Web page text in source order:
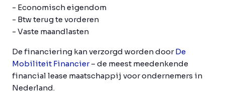
- Economisch eigendom
- Btw terug te vorderen
- Vaste maandlasten
De financiering kan verzorgd worden doorDe
Mobiliteit Financier– de meest meedenkende
financial lease maatschappij voor ondernemers in
Nederland.